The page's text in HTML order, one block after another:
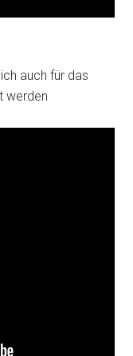
auch für das
werden